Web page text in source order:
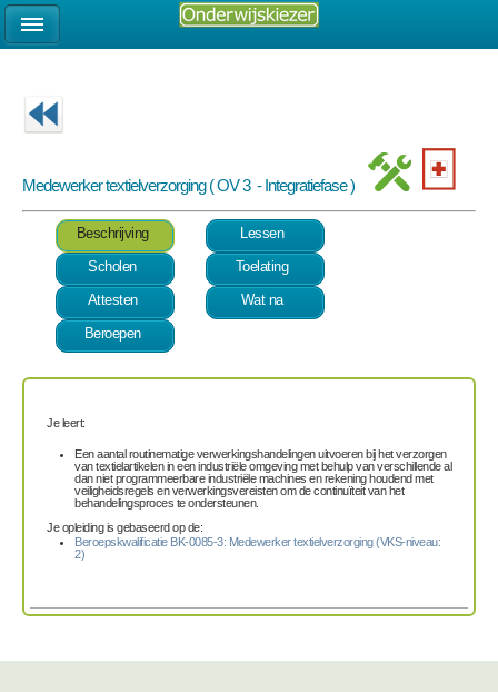
Medewerker textielverzorging ( OV 3 - Integratiefase )
Beschrijving
Lessen
Scholen
Toelating
Attesten
Wat na
Beroepen
Je leert:
Een aantal routinematige verwerkingshandelingen uitvoeren bij het verzorgen
van textielartikelen in een industriële omgeving met behulp van verschillende al
dan niet programmeerbare industriële machines en rekening houdend met
veiligheidsregels en verwerkingsvereisten om de continuïteit van het
behandelingsproces te ondersteunen.
Je opleiding is gebaseerd op de:
Beroepskwalificatie BK-0085-3: Medewerker textielverzorging (VKS-niveau:
2)